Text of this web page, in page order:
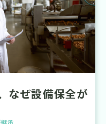
なぜ設備保全が